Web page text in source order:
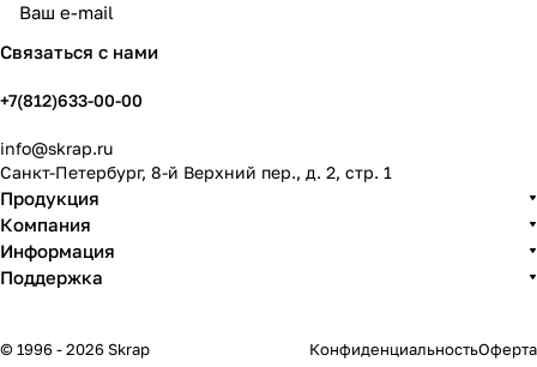
Связаться с нами
+7(812)633-00-00
info@skrap.ru
Санкт-Петербург, 8-й Верхний пер., д. 2, стр. 1
Продукция
Компания
Информация
Поддержка
© 1996 - 2026 Skrap КонфиденциальностьОферта